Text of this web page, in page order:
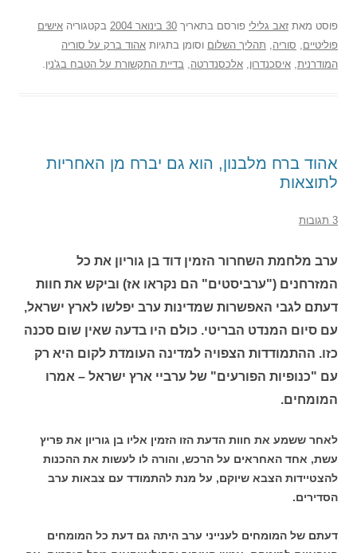
פוסט מאת זאב גלילי פורסם בתאריך 30 בינואר 2004 בקטגוריה אישים
פוליטיים
סוריה תהליך השלום וסומן בתגיות אהוד ברק על סוריה
המודרנית איסכנדרון אלכסנדרטה בדיית התקשורת על הטבח בג'נין
אהוד ברח מלבנון, הוא גם יברח מן האחריות
לתוצאות
3 תגובות
ערב מלחמת השחרור הזמין דוד בן גוריון את כל
המזרחנים ("ערביסטים" הם נקראו אז) וביקש את חוות
דעתם לגבי האפשרות שמדינות ערב יפלשו לארץ ישראל,
עם סיום המנדט הבריטי. כולם היו בדעה שאין שום סכנה
כזו. ההתמודדות הצפויה למדינה העומדת לקום היא רק
עם "כנופיות הפורעים" של ערביי ארץ ישראל – אמרו
המומחים.
לאחר ששמע את חוות הדעת הזו הזמין אליו בן גוריון את פריץ
עשת, אחד האחראים על הרכש, והורה לו לעשות את ההכנות
להצטיידות הצבא שיוקם, על מנת להתמודד עם צבאות ערב
הסדירים.
דעתם של המומחים לענייני ערב היתה גם דעת כל המומחים